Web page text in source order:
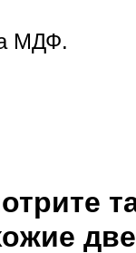
МДФ.